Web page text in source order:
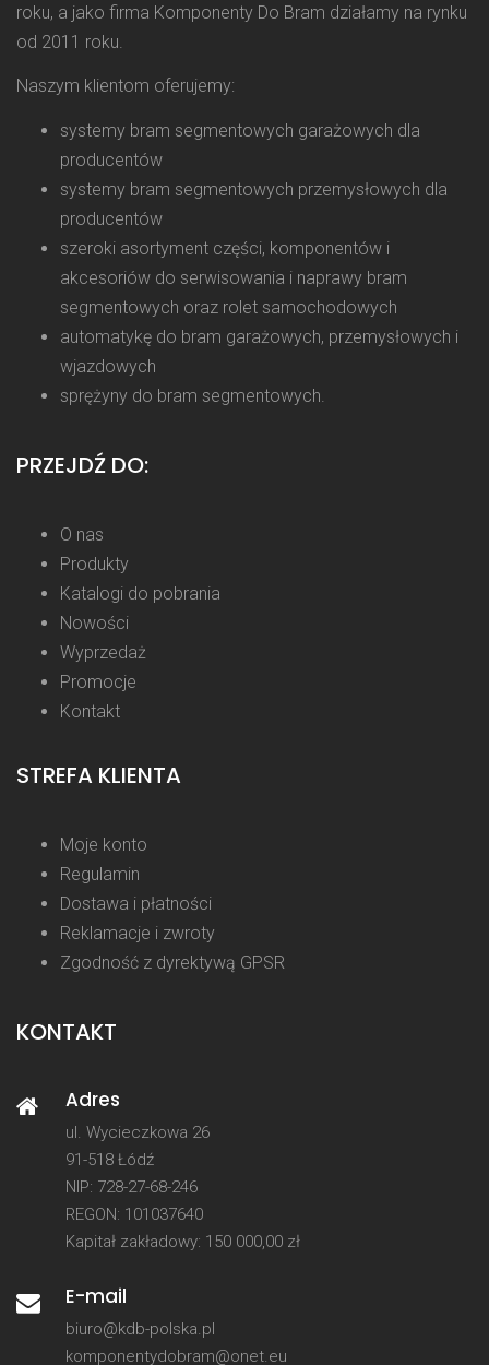
roku, a jako firma Komponenty Do Bram działamy na rynku
od 2011 roku.
Naszym klientom oferujemy:
systemy bram segmentowych garażowych dla
producentów
systemy bram segmentowych przemysłowych dla
producentów
szeroki asortyment części, komponentów i
akcesoriów do serwisowania i naprawy bram
segmentowych oraz rolet samochodowych
automatykę do bram garażowych, przemysłowych i
wjazdowych
sprężyny do bram segmentowych.
PRZEJDŹ DO:
O nas
Produkty
Katalogi do pobrania
Nowości
Wyprzedaż
Promocje
Kontakt
STREFA KLIENTA
Moje konto
Regulamin
Dostawa i płatności
Reklamacje i zwroty
Zgodność z dyrektywą GPSR
KONTAKT
Adres
ul. Wycieczkowa 26
91-518 Łódź
NIP: 728-27-68-246
REGON: 101037640
Kapitał zakładowy: 150 000,00 zł
E-mail
biuro@kdb-polska.pl
komponentydobram@onet.eu